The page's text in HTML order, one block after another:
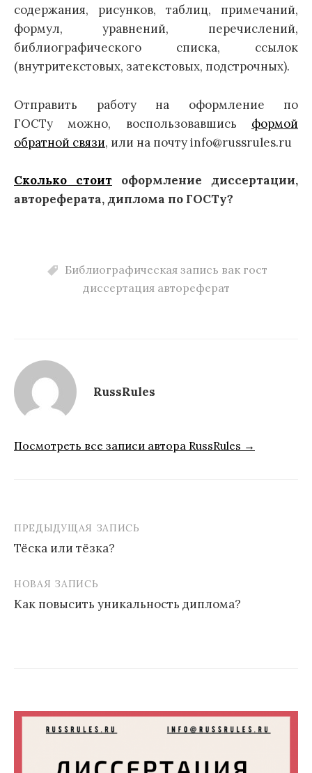
содержания, рисунков, таблиц, примечаний,
формул, уравнений, перечислений,
библиографического списка, ссылок
(внутритекстовых, затекстовых, подстрочных).
Отправить работу на оформление по
ГОСТу можно, воспользовавшись формой
обратной связи, или на почту info@russrules.ru
Сколько стоит оформление диссертации,
автореферата, диплома по ГОСТу?
Библиографическая запись вак гост
диссертация автореферат
RussRules
Посмотреть все записи автора RussRules →
Навигация
по
записям
ПРЕДЫДУЩАЯ ЗАПИСЬ
Тёска или тёзка?
НОВАЯ ЗАПИСЬ
Как повысить уникальность диплома?